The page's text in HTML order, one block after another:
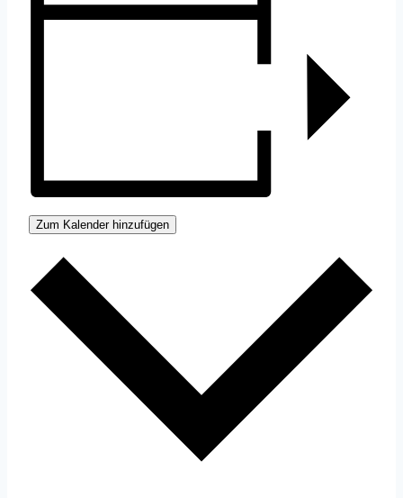
Zum Kalender hinzufügen